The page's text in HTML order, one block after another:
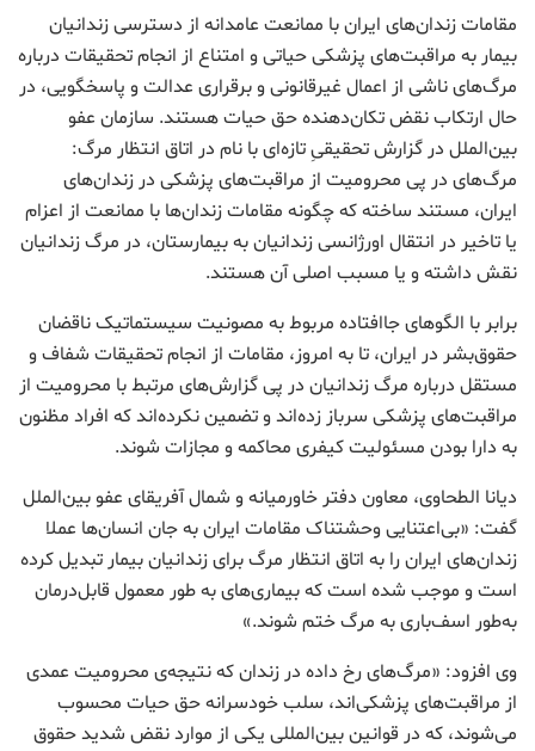
مقامات زندان‌های ایران با ممانعت عامدانه از دسترسی زندانیان
بیمار به مراقبت‌های پزشکی حیاتی و امتناع از انجام تحقیقات درباره
مرگ‌های ناشی از اعمال غیرقانونی و برقراری عدالت و پاسخگویی، در
حال ارتکاب نقض تکان‌دهنده حق حیات هستند. سازمان عفو
بین‌الملل در گزارش تحقیقیِ تازه‌ای با نام در اتاق انتظار مرگ:
مرگ‌های در پی محرومیت از مراقبت‌های پزشکی در زندان‌های
ایران، مستند ساخته که چگونه مقامات زندان‌ها با ممانعت از اعزام
یا تاخیر در انتقال اورژانسی زندانیان به بیمارستان، در مرگ‌ زندانیان
نقش‌ داشته و یا مسبب اصلی آن هستند.
برابر با الگوهای جاافتاده مربوط به مصونیت سیستماتیک ناقضان
حقوق‌بشر در ایران، تا به امروز، مقامات از انجام تحقیقات شفاف و
مستقل درباره مرگ‌ زندانیان در پی گزارش‌های مرتبط با محرومیت از
مراقبت‌های پزشکی سرباز زده‌اند و تضمین نکرده‌اند که افراد مظنون
به دارا بودن مسئولیت کیفری محاکمه و مجازات شوند.
دیانا الطحاوی، معاون دفتر خاورمیانه و شمال آفریقای عفو بین‌الملل
گفت: «بی‌اعتنایی وحشتناک مقامات ایران به جان انسان‌ها عملا
زندان‌های ایران را به اتاق انتظار مرگ برای زندانیان بیمار تبدیل کرده
است و موجب شده است که بیماری‌های به طور معمول قابل‌درمان
به‌طور اسف‌باری به مرگ ختم شوند.»
وی افزود: «مرگ‌های رخ داده در زندان که نتیجه‌ی محرومیت عمدی
از مراقبت‌های پزشکی‌اند، سلب خودسرانه حق حیات محسوب
می‌شوند، که در قوانین بین‌المللی یکی از موارد نقض شدید حقوق